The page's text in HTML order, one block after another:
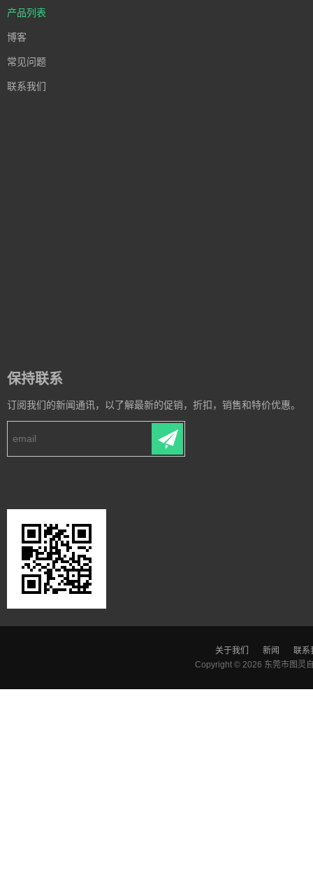
产品列表
博客
常见问题
联系我们
保持联系
订阅我们的新闻通讯，以了解最新的促销，折扣，销售和特价优惠。
关于我们 新闻
联系
Copyright © 2026 东莞市图灵